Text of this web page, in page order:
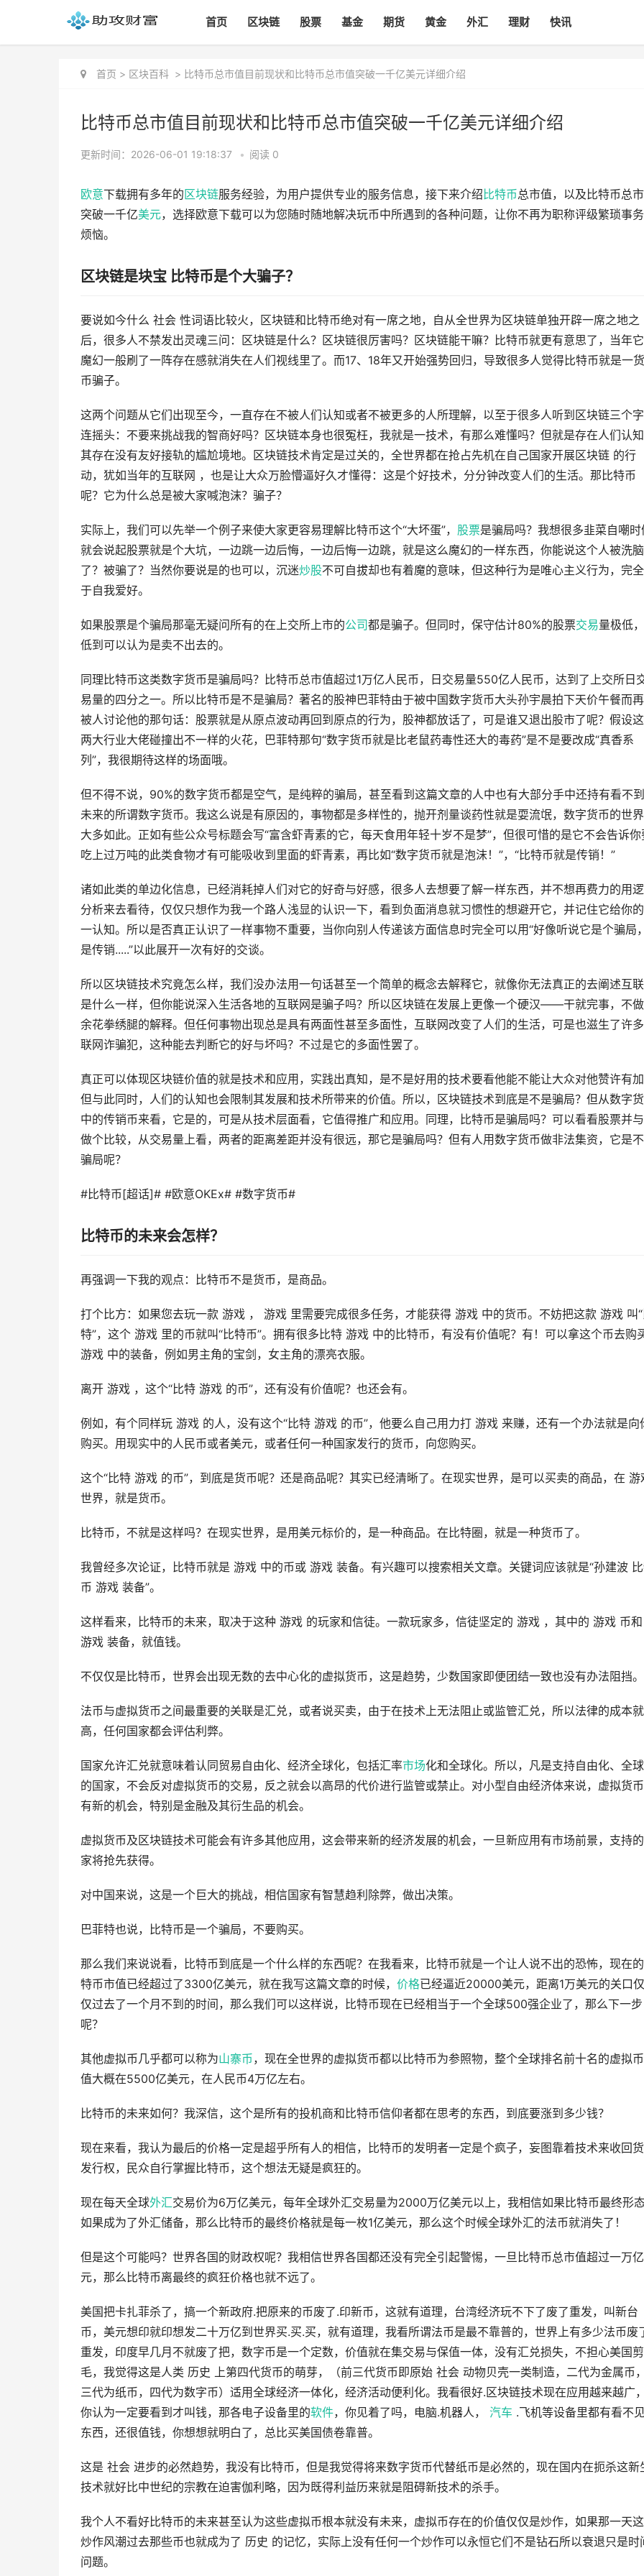
首页 区块链 股票 基金 期货 黄金 外汇 理财 快讯
首页 > 区块百科 > 比特币总市值目前现状和比特币总市值突破一千亿美元详细介绍
比特币总市值目前现状和比特币总市值突破一千亿美元详细介绍
更新时间：2026-06-01 19:18:37 • 阅读 0
欧意下载拥有多年的区块链服务经验，为用户提供专业的服务信息，接下来介绍 比特币总市值，以及比特币总
突破一千亿美元，选择欧意下载可以为您随时随地解决玩币中所遇到的各种问题，让你不再为职称评级繁琐事
烦恼。
区块链是块宝 比特币是个大骗子？
要说如今什么 社会 性词语比较火，区块链和比特币绝对有一席之地，自从全世界为区块链单独开辟一席之地之
后，很多人不禁发出灵魂三问：区块链是什么？区块链很厉害吗？区块链能干嘛？比特币就更有意思了，当年
魔幻一般刷了一阵存在感就消失在人们视线里了。而17、18年又开始强势回归，导致很多人觉得比特币就是一货
币骗子。
这两个问题从它们出现至今，一直存在不被人们认知或者不被更多的人所理解，以至于很多人听到区块链三个
连摇头：不要来挑战我的智商好吗？区块链本身也很冤枉，我就是一技术，有那么难懂吗？但就是存在人们认
其存在没有友好接轨的尴尬境地。区块链技术肯定是过关的，全世界都在抢占先机在自己国家开展区块链 的行
动，犹如当年的互联网 ，也是让大众万脸懵逼好久才懂得：这是个好技术，分分钟改变人们的生活。那比特币
呢？它为什么总是被大家喊泡沫？骗子？
实际上，我们可以先举一个例子来使大家更容易理解比特币这个“大坏蛋”， 股票是骗局吗？我想很多韭菜自嘲时
就会说起股票就是个大坑，一边跳一边后悔，一边后悔一边跳，就是这么魔幻的一样东西，你能说这个人被洗脑
了？被骗了？当然你要说是的也可以，沉迷炒股不可自拔却也有着魔的意味，但这种行为是唯心主义行为，完
于自我爱好。
如果股票是个骗局那毫无疑问所有的在上交所上市的公司都是骗子。但同时，保守估计80%的股票交易量极低，
低到可以认为是卖不出去的。
同理比特币这类数字货币是骗局吗？比特币总市值超过1万亿人民币，日交易量550亿人民币，达到了上交所日
易量的四分之一。所以比特币是不是骗局？著名的股神巴菲特由于被中国数字货币大头孙宇晨拍下天价午餐而
被人讨论他的那句话：股票就是从原点波动再回到原点的行为，股神都放话了，可是谁又退出股市了呢？假设
两大行业大佬碰撞出不一样的火花，巴菲特那句“数字货币就是比老鼠药毒性还大的毒药”是不是要改成“真香系
列”，我很期待这样的场面哦。
但不得不说，90%的数字货币都是空气，是纯粹的骗局，甚至看到这篇文章的人中也有大部分手中还持有看不到
未来的所谓数字货币。我这么说是有原因的，事物都是多样性的，抛开剂量谈药性就是耍流氓，数字货币的世
大多如此。正如有些公众号标题会写“富含虾青素的它，每天食用年轻十岁不是梦”，但很可惜的是它不会告诉你
吃上过万吨的此类食物才有可能吸收到里面的虾青素，再比如“数字货币就是泡沫！”，“比特币就是传销！”
诸如此类的单边化信息，已经消耗掉人们对它的好奇与好感，很多人去想要了解一样东西，并不想再费力的用
分析来去看待，仅仅只想作为我一个路人浅显的认识一下，看到负面消息就习惯性的想避开它，并记住它给你
一认知。所以是否真正认识了一样事物不重要，当你向别人传递该方面信息时完全可以用“好像听说它是个骗局，
是传销.....”以此展开一次有好的交谈。
所以区块链技术究竟怎么样，我们没办法用一句话甚至一个简单的概念去解释它，就像你无法真正的去阐述互
是什么一样，但你能说深入生活各地的互联网是骗子吗？所以区块链在发展上更像一个硬汉——干就完事，不
余花拳绣腿的解释。但任何事物出现总是具有两面性甚至多面性，互联网改变了人们的生活，可是也滋生了许
联网诈骗犯，这种能去判断它的好与坏吗？不过是它的多面性罢了。
真正可以体现区块链价值的就是技术和应用，实践出真知，是不是好用的技术要看他能不能让大众对他赞许有加
但与此同时，人们的认知也会限制其发展和技术所带来的价值。所以，区块链技术到底是不是骗局？但从数字
中的传销币来看，它是的，可是从技术层面看，它值得推广和应用。同理，比特币是骗局吗？可以看看股票并
做个比较，从交易量上看，两者的距离差距并没有很远，那它是骗局吗？但有人用数字货币做非法集资，它是
骗局呢？
#比特币[超话]# #欧意OKEx# #数字货币#
比特币的未来会怎样？
再强调一下我的观点：比特币不是货币，是商品。
打个比方：如果您去玩一款 游戏 ， 游戏 里需要完成很多任务，才能获得 游戏 中的货币。不妨把这款 游戏 叫
特”，这个 游戏 里的币就叫“比特币”。拥有很多比特 游戏 中的比特币，有没有价值呢？有！可以拿这个币去购
游戏 中的装备，例如男主角的宝剑，女主角的漂亮衣服。
离开 游戏 ，这个“比特 游戏 的币”，还有没有价值呢？也还会有。
例如，有个同样玩 游戏 的人，没有这个“比特 游戏 的币”，他要么自己用力打 游戏 来赚，还有一个办法就是向
购买。用现实中的人民币或者美元，或者任何一种国家发行的货币，向您购买。
这个“比特 游戏 的币”，到底是货币呢？还是商品呢？其实已经清晰了。在现实世界，是可以买卖的商品，在 游
世界，就是货币。
比特币，不就是这样吗？在现实世界，是用美元标价的，是一种商品。在比特圈，就是一种货币了。
我曾经多次论证，比特币就是 游戏 中的币或 游戏 装备。有兴趣可以搜索相关文章。关键词应该就是“孙建波
币 游戏 装备”。
这样看来，比特币的未来，取决于这种 游戏 的玩家和信徒。一款玩家多，信徒坚定的 游戏 ，其中的 游戏 币和
游戏 装备，就值钱。
不仅仅是比特币，世界会出现无数的去中心化的虚拟货币，这是趋势，少数国家即便团结一致也没有办法阻挡。
法币与虚拟货币之间最重要的关联是汇兑，或者说买卖，由于在技术上无法阻止或监管汇兑，所以法律的成本
高，任何国家都会评估利弊。
国家允许汇兑就意味着认同贸易自由化、经济全球化，包括汇率市场化和全球化。所以，凡是支持自由化、全
的国家，不会反对虚拟货币的交易，反之就会以高昂的代价进行监管或禁止。对小型自由经济体来说，虚拟货
有新的机会，特别是金融及其衍生品的机会。
虚拟货币及区块链技术可能会有许多其他应用，这会带来新的经济发展的机会，一旦新应用有市场前景，支持
家将抢先获得。
对中国来说，这是一个巨大的挑战，相信国家有智慧趋利除弊，做出决策。
巴菲特也说，比特币是一个骗局，不要购买。
那么我们来说说看，比特币到底是一个什么样的东西呢？在我看来，比特币就是一个让人说不出的恐怖，现在
特币市值已经超过了3300亿美元，就在我写这篇文章的时候， 价格已经逼近20000美元，距离1万美元的关口仅
仅过去了一个月不到的时间，那么我们可以这样说，比特币现在已经相当于一个全球500强企业了，那么下一步
呢？
其他虚拟币几乎都可以称为山寨币，现在全世界的虚拟货币都以比特币为参照物，整个全球排名前十名的虚拟
值大概在5500亿美元，在人民币4万亿左右。
比特币的未来如何？我深信，这个是所有的投机商和比特币信仰者都在思考的东西，到底要涨到多少钱？
现在来看，我认为最后的价格一定是超乎所有人的相信，比特币的发明者一定是个疯子，妄图靠着技术来收回
发行权，民众自行掌握比特币，这个想法无疑是疯狂的。
现在每天全球外汇交易价为6万亿美元，每年全球外汇交易量为2000万亿美元以上，我相信如果比特币最终形
如果成为了外汇储备，那么比特币的最终价格就是每一枚1亿美元，那么这个时候全球外汇的法币就消失了！
但是这个可能吗？世界各国的财政权呢？我相信世界各国都还没有完全引起警惕，一旦比特币总市值超过一万
元，那么比特币离最终的疯狂价格也就不远了。
美国把卡扎菲杀了，搞一个新政府.把原来的币废了.印新币，这就有道理，台湾经济玩不下了废了重发，叫新台
币，美元想印就印想发二十万亿到世界买.买.买，就有道理，我看所谓法币是最不靠普的，世界上有多少法币废
重发，印度早几月不就废了把，数字币是一个定数，价值就在集交易与保值一体，没有汇兑损失，不担心美国
毛，我觉得这是人类 历史 上第四代货币的萌芽，（前三代货币即原始 社会 动物贝壳一类制造，二代为金属币，
三代为纸币，四代为数字币）适用全球经济一体化，经济活动便利化。我看很好.区块链技术现在应用越来越广，
你认为一定要看到才叫钱，那各电子设备里的软件，你见着了吗，电脑.机器人， 汽车 .飞机等设备里都有看不见
东西，还很值钱，你想想就明白了，总比买美国债卷靠普。
这是 社会 进步的必然趋势，我没有比特币，但是我觉得将来数字货币代替纸币是必然的，现在国内在扼杀这新
技术就好比中世纪的宗教在迫害伽利略，因为既得利益历来就是阻碍新技术的杀手。
我个人不看好比特币的未来甚至认为这些虚拟币根本就没有未来，虚拟币存在的价值仅仅是炒作，如果那一天
炒作风潮过去那些币也就成为了 历史 的记忆，实际上没有任何一个炒作可以永恒它们不是钻石所以衰退只是时
问题。